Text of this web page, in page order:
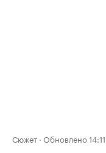
Сюжет · Обновлено 14:11